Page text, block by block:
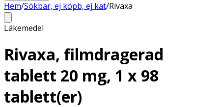
Hem/Sökbar, ej köpb, ej kat/Rivaxa
Läkemedel
Rivaxa, filmdragerad
tablett 20 mg, 1 x 98
tablett(er)